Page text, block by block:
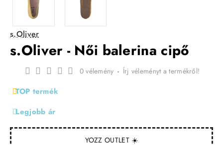
s.Oliver
s.Oliver - Női balerina cipő
YOZZ OUTLET ☀️
TOP termék
Legjobb ár
0 vélemény - Írj véleményt a termékről!